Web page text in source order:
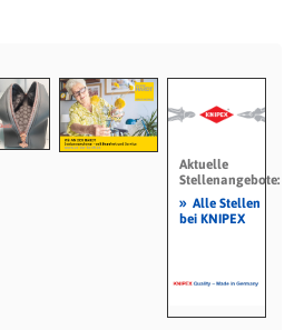
Aktuelle
Stellenangebote:
» Alle Stellen
bei KNIPEX